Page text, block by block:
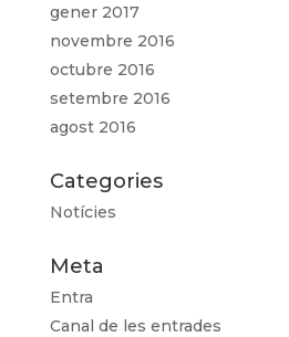
gener 2017
novembre 2016
octubre 2016
setembre 2016
agost 2016
Categories
Notícies
Meta
Entra
Canal de les entrades